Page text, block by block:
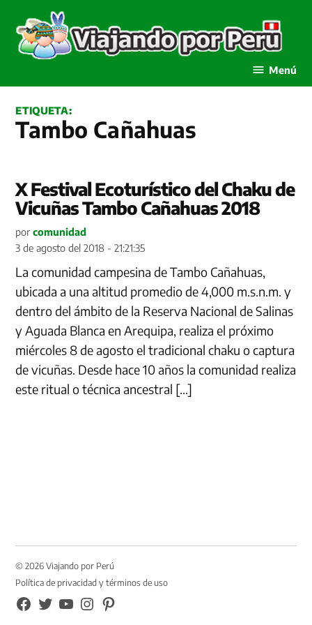
contenido
Menú
ETIQUETA:
Tambo Cañahuas
X Festival Ecoturístico del Chaku de
Vicuñas Tambo Cañahuas 2018
por comunidad
3 de agosto del 2018 - 21:21:35
La comunidad campesina de Tambo Cañahuas,
ubicada a una altitud promedio de 4,000 m.s.n.m. y
dentro del ámbito de la Reserva Nacional de Salinas
y Aguada Blanca en Arequipa, realiza el próximo
miércoles 8 de agosto el tradicional chaku o captura
de vicuñas. Desde hace 10 años la comunidad realiza
este ritual o técnica ancestral […]
© 2026 Viajando por Perú
Política de privacidad y términos de uso
FB
TW YouTubeInstagramPinterest